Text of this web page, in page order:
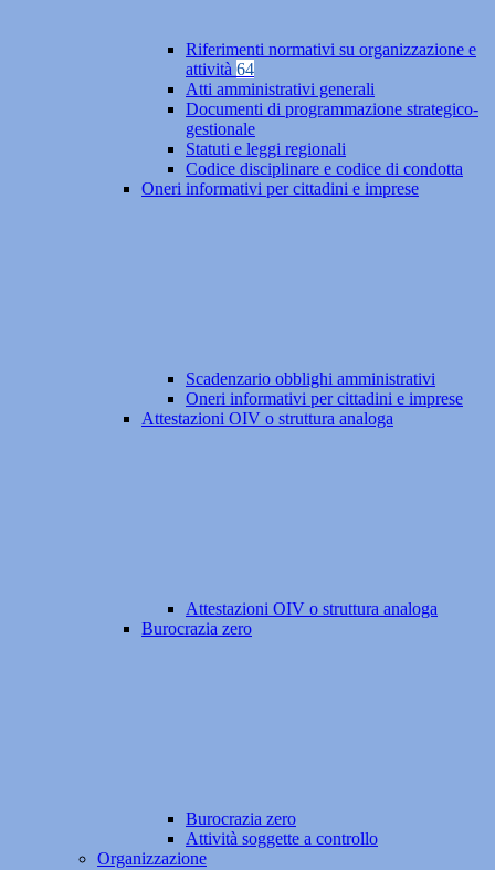
Riferimenti normativi su organizzazione e
attività 64
Atti amministrativi generali
Documenti di programmazione strategico-
gestionale
Statuti e leggi regionali
Codice disciplinare e codice di condotta
Oneri informativi per cittadini e imprese
Scadenzario obblighi amministrativi
Oneri informativi per cittadini e imprese
Attestazioni OIV o struttura analoga
Attestazioni OIV o struttura analoga
Burocrazia zero
Burocrazia zero
Attività soggette a controllo
Organizzazione